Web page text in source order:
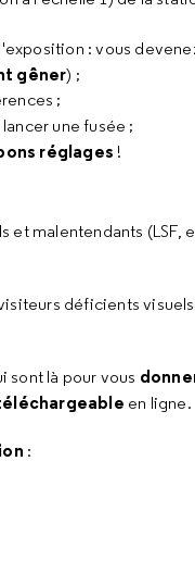
: vous
gêner) ;
;
une fusée ;
réglages !
et malentendants
déficients
sont là pour vous
en ligne.
: